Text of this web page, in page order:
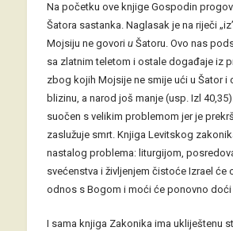
Na početku ove knjige Gospodin
Šatora sastanka. Naglasak je na riječi
Mojsiju ne govori uŠatoru. Ovo nas
sa zlatnim teletom i ostale događaje iz
zbog kojih Mojsije ne smije ući u Šator i
blizinu, a narod još manje (usp. Izl
suočen s velikim problemom jer je
zaslužuje smrt. Knjiga Levitskog
nastalog problema: liturgijom,
svećenstva i življenjem čistoće Izrael će
odnos s Bogom i moći će ponovno doći
I sama knjiga Zakonika ima ukliještenu